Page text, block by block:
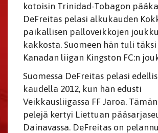
kotoisin Trinidad-Tobagon
DeFreitas pelasi alkukauden
paikallisen palloveikkojen
kakkosta. Suomeen hän tuli
Kanadan liigan Kingston FC:n
Suomessa DeFreitas pelasi
kaudella 2012, kun hän edusti
Veikkausliigassa FF Jaroa.
pelejä kertyi Liettuan
Dainavassa. DeFreitas on